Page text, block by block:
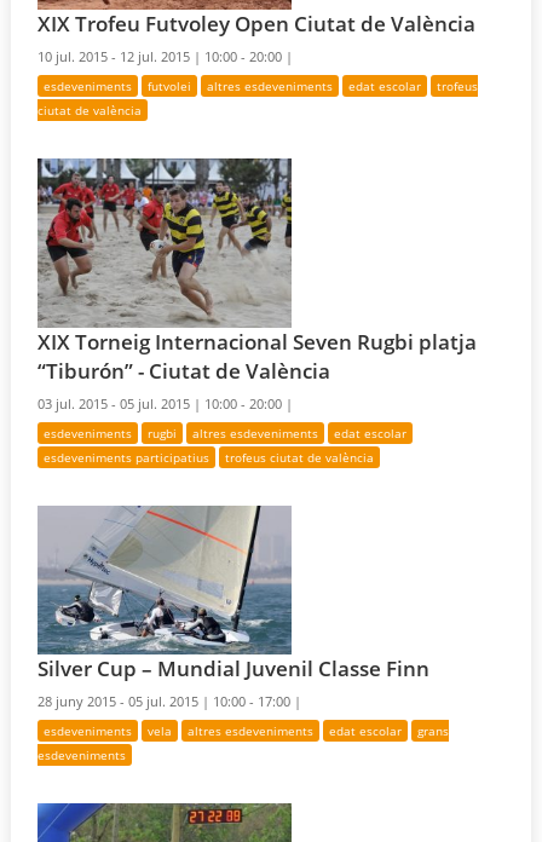
XIX Trofeu Futvoley Open Ciutat de València
10 jul. 2015 - 12 jul. 2015 | 10:00 - 20:00 |
esdeveniments futvolei altres esdeveniments edat escolar
trofeus
ciutat de valència
XIX Torneig Internacional Seven Rugbi platja
“Tiburón” - Ciutat de València
03 jul. 2015 - 05 jul. 2015 | 10:00 - 20:00 |
esdeveniments rugbi altres esdeveniments
edat escolar
esdeveniments participatius
trofeus ciutat de valència
Silver Cup – Mundial Juvenil Classe Finn
28 juny 2015 - 05 jul. 2015 | 10:00 - 17:00 |
esdeveniments vela altres esdeveniments edat escolar
grans
esdeveniments